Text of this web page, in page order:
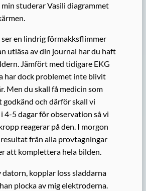
studerar Vasili diagrammet
en lindrig förmakksflimmer
utläsa av din journal har du haft
Jämfört med tidigare EKG
har dock problemet inte blivit
Men du skall få medicin som
godkänd och därför skall vi
4-5 dagar för observation så vi
reagerar på den. I morgon
från alla provtagningar
att komplettera hela bilden.
datorn, kopplar loss sladdarna
plocka av mig elektroderna.